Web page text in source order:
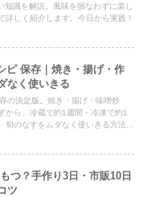
識を解説。風味を損なわずに楽し
詳しく紹介します。今日から実践！
ピ 保存｜焼き・揚げ・作
なく使いきる
の決定版。焼き・揚げ・味噌炒
から、冷蔵で約1週間・冷凍で約1
旬のなすをムダなく使いきる方法を
つ？手作り3日・市販10日
ツ